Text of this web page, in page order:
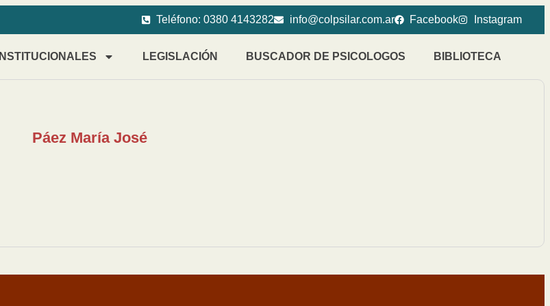
Teléfono: 0380 4143282 info@colpsilar.com.ar Facebook Instagram
INSTITUCIONALES LEGISLACIÓN BUSCADOR DE PSICOLOGOS BIBLIOTECA
Páez María José